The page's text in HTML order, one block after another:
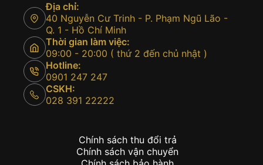
Địa chỉ:
40 Nguyễn Cư Trinh - P. Phạm Ngũ Lão -
Q. 1 - Hồ Chí Minh
Thời gian làm việc:
09:00 - 20:00 ( thứ 2 đến chủ nhật )
Hotline:
0901 247 247
CSKH:
028 391 22222
Chính sách thu đổi trả
Chính sách vận chuyển